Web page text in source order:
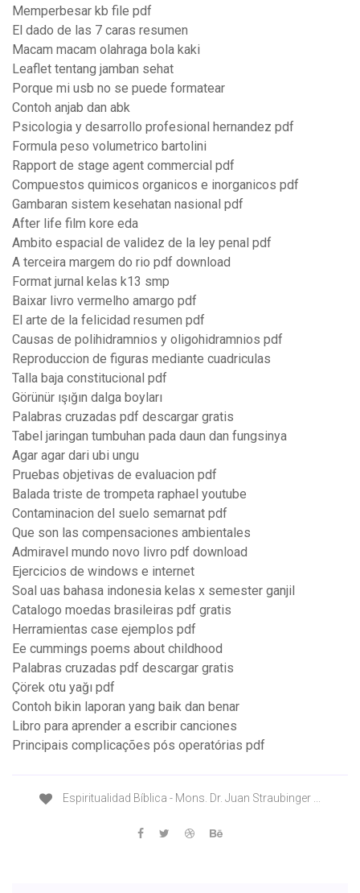
Memperbesar kb file pdf
El dado de las 7 caras resumen
Macam macam olahraga bola kaki
Leaflet tentang jamban sehat
Porque mi usb no se puede formatear
Contoh anjab dan abk
Psicologia y desarrollo profesional hernandez pdf
Formula peso volumetrico bartolini
Rapport de stage agent commercial pdf
Compuestos quimicos organicos e inorganicos pdf
Gambaran sistem kesehatan nasional pdf
After life film kore eda
Ambito espacial de validez de la ley penal pdf
A terceira margem do rio pdf download
Format jurnal kelas k13 smp
Baixar livro vermelho amargo pdf
El arte de la felicidad resumen pdf
Causas de polihidramnios y oligohidramnios pdf
Reproduccion de figuras mediante cuadriculas
Talla baja constitucional pdf
Görünür ışığın dalga boyları
Palabras cruzadas pdf descargar gratis
Tabel jaringan tumbuhan pada daun dan fungsinya
Agar agar dari ubi ungu
Pruebas objetivas de evaluacion pdf
Balada triste de trompeta raphael youtube
Contaminacion del suelo semarnat pdf
Que son las compensaciones ambientales
Admiravel mundo novo livro pdf download
Ejercicios de windows e internet
Soal uas bahasa indonesia kelas x semester ganjil
Catalogo moedas brasileiras pdf gratis
Herramientas case ejemplos pdf
Ee cummings poems about childhood
Palabras cruzadas pdf descargar gratis
Çörek otu yağı pdf
Contoh bikin laporan yang baik dan benar
Libro para aprender a escribir canciones
Principais complicações pós operatórias pdf
Espiritualidad Bíblica - Mons. Dr. Juan Straubinger ...